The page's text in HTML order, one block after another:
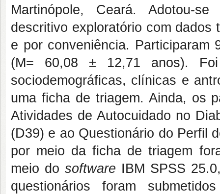
Martinópole, Ceará. Adotou-
descritivo exploratório com
e por conveniência.
(M= 60,08 ± 12,71 anos). Foi
sociodemográficas, clínicas e
uma ficha de triagem. Ainda, os
Atividades de Autocuidado no
(D39) e ao Questionário do Perfil
por meio da ficha de triagem
meio dosoftware IBM SPSS
questionários foram